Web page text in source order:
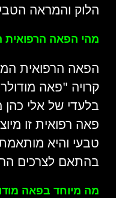
הלוק והמראה
מהי הפאה הרפואית
הפאה הרפואית
קרויה "פאה
בלעדי של אלי
פאה רפואית זו
טבעי והיא
בהתאם לצרכים
מה מיוחד בפאה